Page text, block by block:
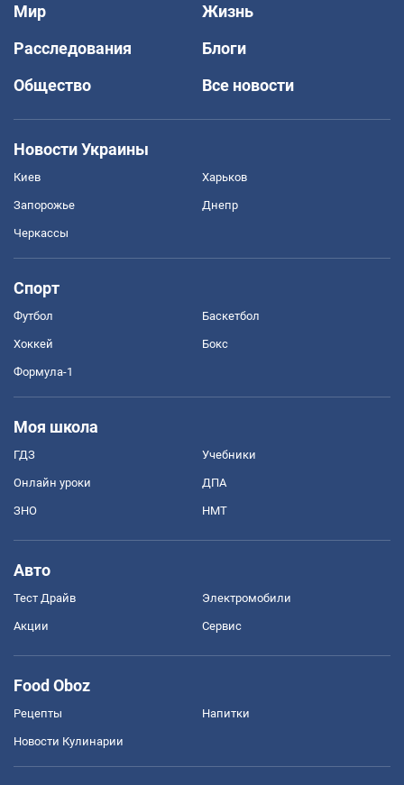
Мир
Жизнь
Расследования
Блоги
Общество
Все новости
Новости Украины
Киев Харьков
Запорожье Днепр
Черкассы
Спорт
Футбол Баскетбол
Хоккей Бокс
Формула-1
Моя школа
ГДЗ Учебники
Онлайн уроки ДПА
ЗНО НМТ
Авто
Тест Драйв Электромобили
Акции Сервис
Food Oboz
Рецепты Напитки
Новости Кулинарии